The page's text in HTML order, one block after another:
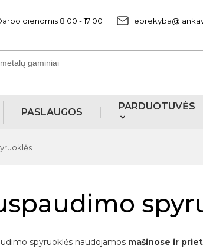
dienomis 8:00 - 17:00
PASLAUGOS
PARDUOTUVĖS
spyruoklės naudojamos mašinose ir